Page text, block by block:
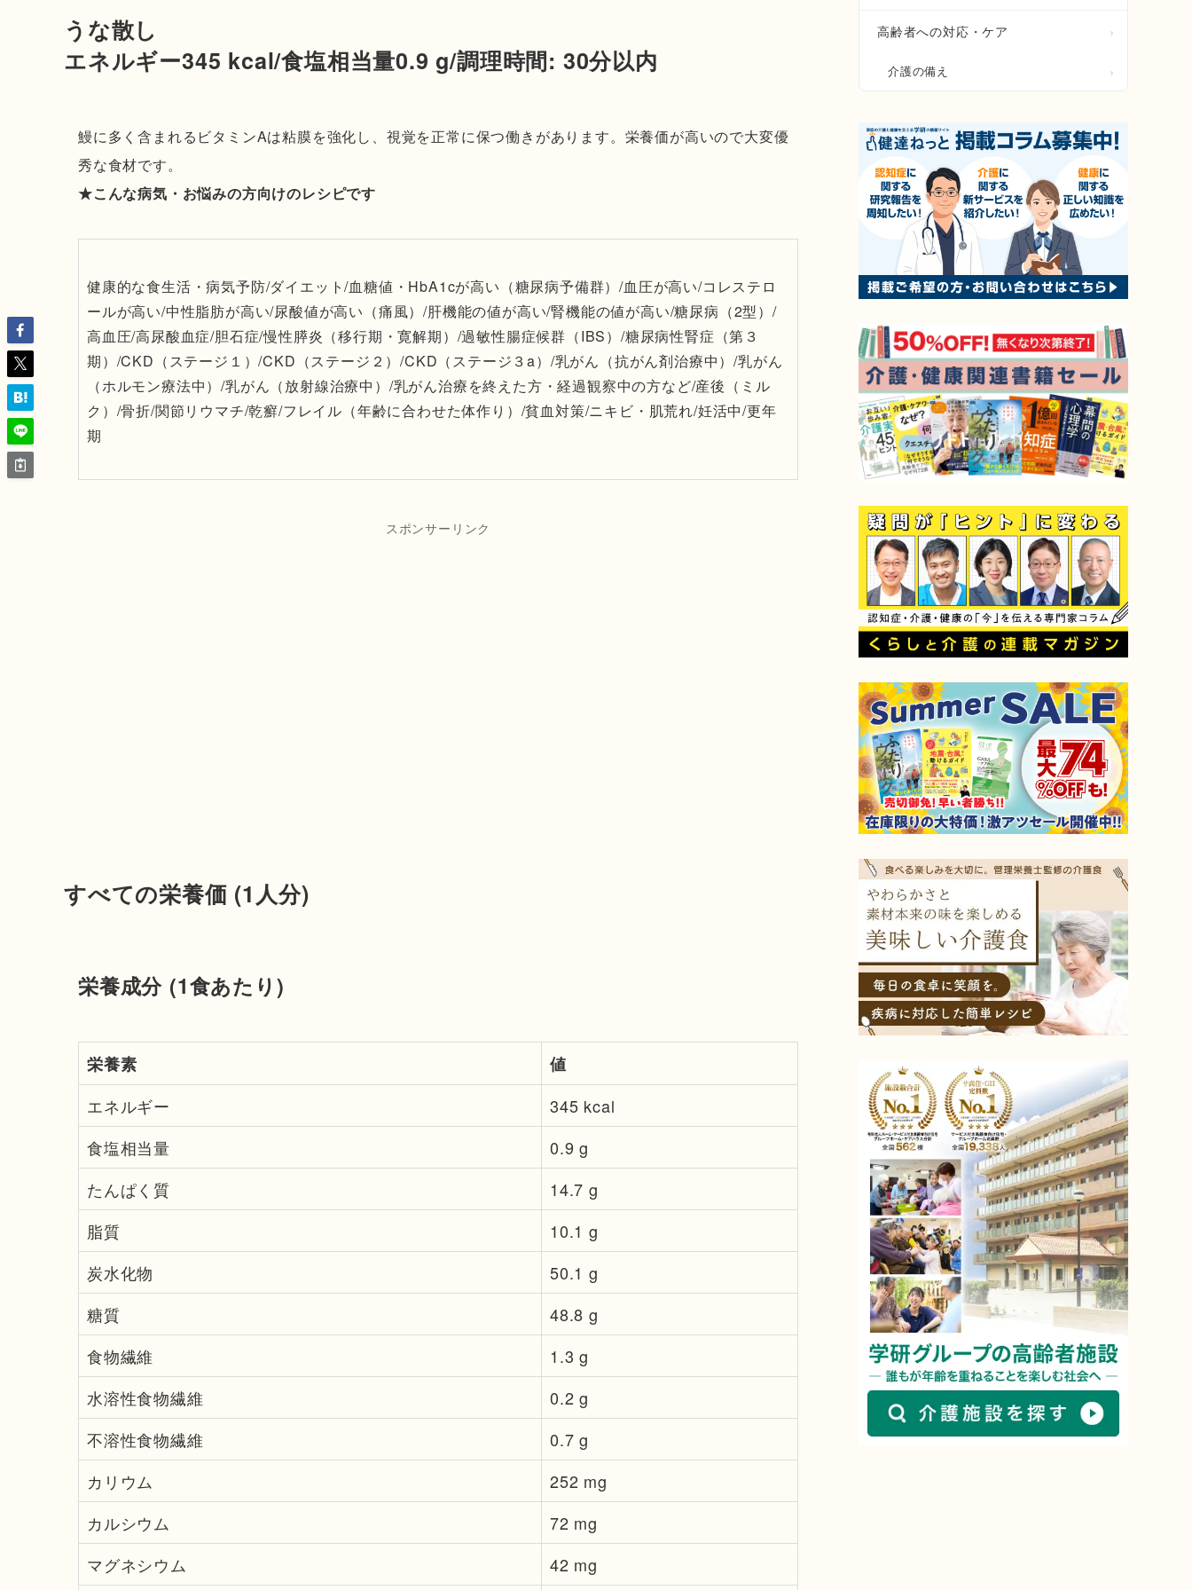
うな散し
エネルギー345 kcal/食塩相当量0.9 g/調理時間: 30分以内
鰻に多く含まれるビタミンAは粘膜を強化し、視覚を正常に保つ働きがあります。栄養価が高いので大変優
秀な食材です。
★こんな病気・お悩みの方向けのレシピです
健康的な食生活・病気予防/ダイエット/血糖値・HbA1cが高い（糖尿病予備群）/血圧が高い/コレステロ
ールが高い/中性脂肪が高い/尿酸値が高い（痛風）/肝機能の値が高い/腎機能の値が高い/糖尿病（2型）/
高血圧/高尿酸血症/胆石症/慢性膵炎（移行期・寛解期）/過敏性腸症候群（IBS）/糖尿病性腎症（第３
期）/CKD（ステージ１）/CKD（ステージ２）/CKD（ステージ３a）/乳がん（抗がん剤治療中）/乳がん
（ホルモン療法中）/乳がん（放射線治療中）/乳がん治療を終えた方・経過観察中の方など/産後（ミル
ク）/骨折/関節リウマチ/乾癬/フレイル（年齢に合わせた体作り）/貧血対策/ニキビ・肌荒れ/妊活中/更年
期
スポンサーリンク
すべての栄養価 (1人分)
栄養成分 (1食あたり)
栄養素
値
エネルギー
345 kcal
食塩相当量
0.9 g
たんぱく質
14.7 g
脂質
10.1 g
炭水化物
50.1 g
糖質
48.8 g
食物繊維
1.3 g
水溶性食物繊維
0.2 g
不溶性食物繊維
0.7 g
カリウム
252 mg
カルシウム
72 mg
マグネシウム
42 mg
高齢者への対応・ケア
介護の備え